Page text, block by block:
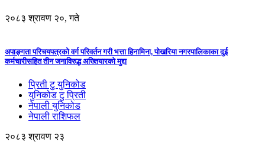
२०८३ श्रावण २०, गते
अपाङ्गता परिचयपत्रको वर्ग परिवर्तन गरी भत्ता हिनामिना, पोखरिया नगरपालिकाका दुई
कर्मचारीसहित तीन जनाविरुद्ध अख्तियारको मुद्दा
प्रिती टु युनिकोड
युनिकोड टु प्रिती
नेपाली युनिकोड
नेपाली राशिफल
२०८३ श्रावण २३